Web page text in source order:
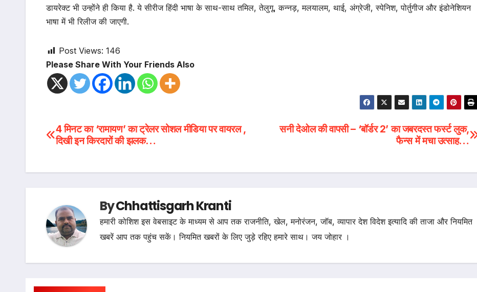
डायरेक्ट भी उन्होंने ही किया है. ये सीरीज हिंदी भाषा के साथ-साथ तमिल, तेलुगू, कन्नड़, मलयालम, थाई, अंग्रेजी, स्पेनिश, पोर्तुगीज और इंडोनेशियन
भाषा में भी रिलीज की जाएगी.
Post Views: 146
Please Share With Your Friends Also
Post
सनी देओल की वापसी – ‘बॉर्डर 2’ का जबरदस्त फर्स्ट लुक,
फैन्स में मचा उत्साह…
4 मिनट का ‘रामायण’ का ट्रेलर सोशल मीडिया पर वायरल ,
दिखी इन किरदारों की झलक…
ByChhattisgarh Kranti
हमारी कोशिश इस वेबसाइट के माध्यम से आप तक राजनीति, खेल, मनोरंजन, जॉब, व्यापार देश विदेश इत्यादि की ताजा और नियमित
खबरें आप तक पहुंच सकें। नियमित खबरों के लिए जुड़े रहिए हमारे साथ। जय जोहार ।